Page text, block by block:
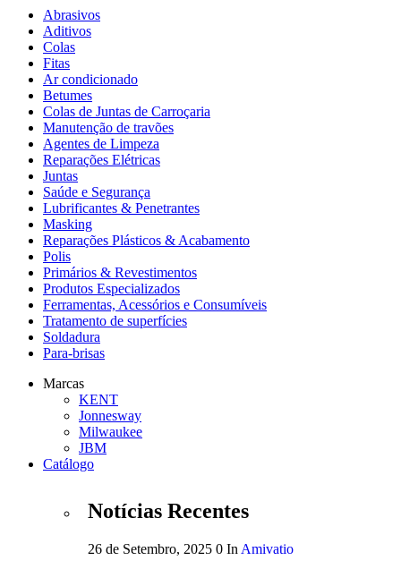
Abrasivos
Aditivos
Colas
Fitas
Ar condicionado
Betumes
Colas de Juntas de Carroçaria
Manutenção de travões
Agentes de Limpeza
Reparações Elétricas
Juntas
Saúde e Segurança
Lubrificantes & Penetrantes
Masking
Reparações Plásticos & Acabamento
Polis
Primários & Revestimentos
Produtos Especializados
Ferramentas, Acessórios e Consumíveis
Tratamento de superfícies
Soldadura
Para-brisas
Marcas
KENT
Jonnesway
Milwaukee
JBM
Catálogo
Notícias Recentes
26 de Setembro, 2025 0 In Amivatio